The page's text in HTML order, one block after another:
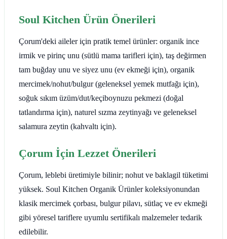
Soul Kitchen Ürün Önerileri
Çorum'deki aileler için pratik temel ürünler: organik ince
irmik ve pirinç unu (sütlü mama tarifleri için), taş değirmen
tam buğday unu ve siyez unu (ev ekmeği için), organik
mercimek/nohut/bulgur (geleneksel yemek mutfağı için),
soğuk sıkım üzüm/dut/keçiboynuzu pekmezi (doğal
tatlandırma için), naturel sızma zeytinyağı ve geleneksel
salamura zeytin (kahvaltı için).
Çorum İçin Lezzet Önerileri
Çorum, leblebi üretimiyle bilinir; nohut ve baklagil tüketimi
yüksek. Soul Kitchen Organik Ürünler koleksiyonundan
klasik mercimek çorbası, bulgur pilavı, sütlaç ve ev ekmeği
gibi yöresel tariflere uyumlu sertifikalı malzemeler tedarik
edilebilir.